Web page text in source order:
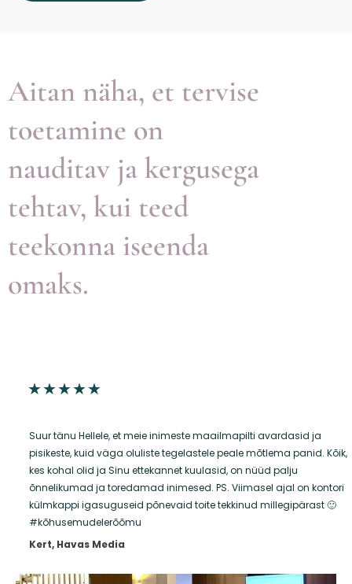
Aitan näha, et tervise
toetamine on
nauditav ja kergusega
tehtav, kui teed
teekonna iseenda
omaks.
★★★★★
t
e
d
Suur tänu Hellele, et meie inimeste maailmapilti avardasid ja
pisikeste, kuid väga oluliste tegelastele peale mõtlema panid. Kõik,
kes kohal olid ja Sinu ettekannet kuulasid, on nüüd palju
õnnelikumad ja toredamad inimesed. PS. Viimasel ajal on kontori
külmkappi igasuguseid põnevaid toite tekkinud millegipärast 🙂
#kõhusemudelerõõmu
Kert, Havas Media